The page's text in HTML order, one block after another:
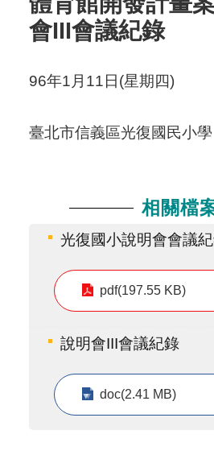
會III會議紀錄
96年1月11日(星期四)
臺北市信義區光復國民小學
相關檔
光復國小說明會會議
pdf(197.55 KB)
說明會III會議紀錄
doc(2.41 MB)